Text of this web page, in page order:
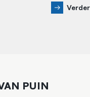
PUIN